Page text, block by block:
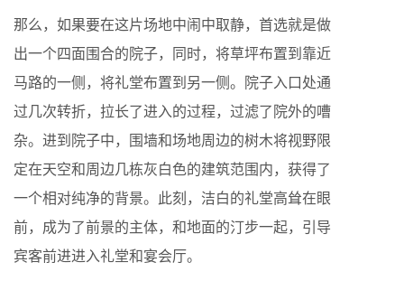
那么，如果要在这片场地中闹中取静，首选就是做
出一个四面围合的院子，同时，将草坪布置到靠近
马路的一侧，将礼堂布置到另一侧。院子入口处通
过几次转折，拉长了进入的过程，过滤了院外的嘈
杂。进到院子中，围墙和场地周边的树木将视野限
定在天空和周边几栋灰白色的建筑范围内，获得了
一个相对纯净的背景。此刻，洁白的礼堂高耸在眼
前，成为了前景的主体，和地面的汀步一起，引导
宾客前进进入礼堂和宴会厅。